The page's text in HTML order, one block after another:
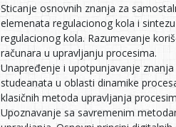
Sticanje osnovnih znanja za
elemenata regulacionog kola i sintezu
regulacionog kola. Razumevanje
računara u upravljanju procesima.
Unapređenje i upotpunjavanje znanja
studeanata u oblasti dinamike
klasičnih metoda upravljanja
Upoznavanje sa savremenim